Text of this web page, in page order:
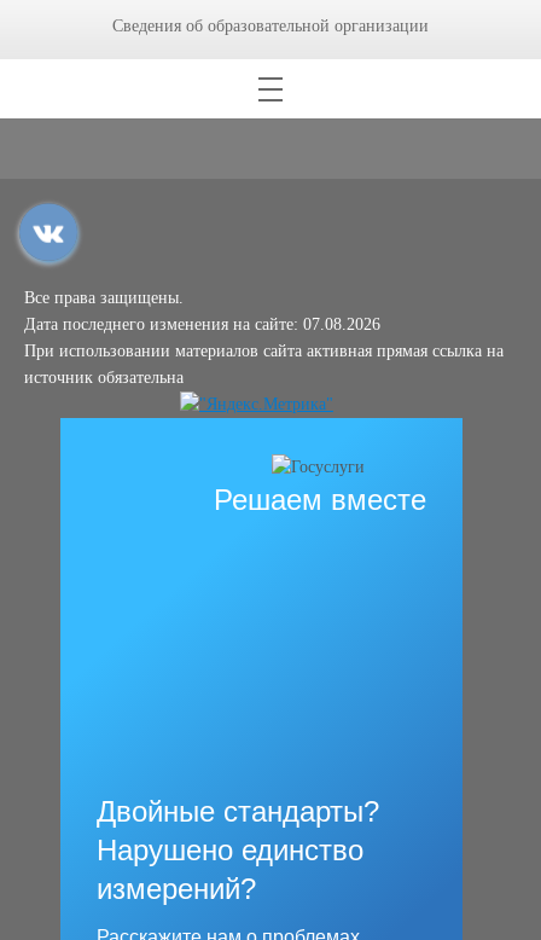
Сведения об образовательной организации
Все права защищены.
Дата последнего изменения на сайте: 07.08.2026
При использовании материалов сайта активная прямая ссылка на
источник обязательна
Решаем вместе
Двойные стандарты?
Нарушено единство
измерений?